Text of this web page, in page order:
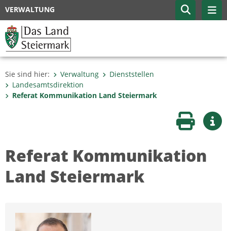
VERWALTUNG
Sie sind hier: Verwaltung
Dienststellen
Landesamtsdirektion
Referat Kommunikation Land Steiermark
Seite
Referat Kommunikation
Land Steiermark